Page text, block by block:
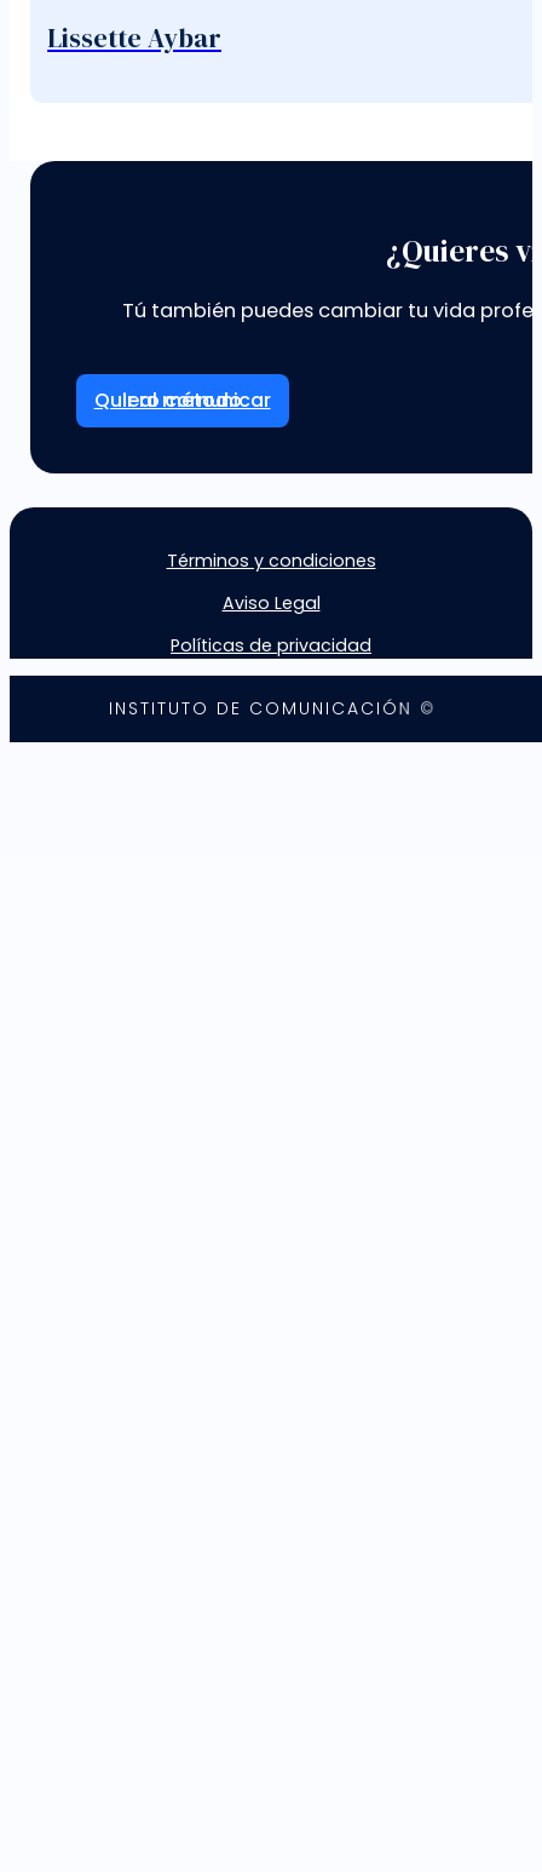
Lissette Aybar
¿Quieres
Tú también puedes cambiar tu vida
Ir al método
Términos y condiciones
Aviso Legal
Políticas de privacidad
I N STITUTO D E C O M U N I CAC I ÓN ©